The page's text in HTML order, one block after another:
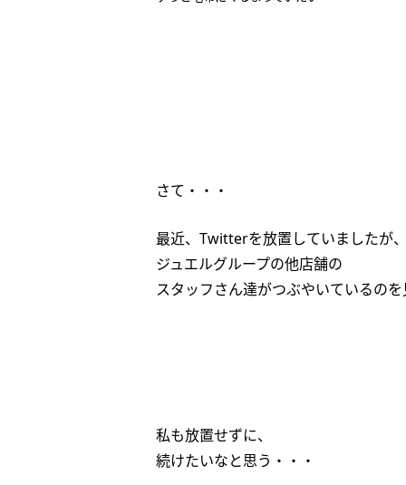
さて・・・
最近、Twitterを放置していましたが、
ジュエルグループの他店舗の
スタッフさん達がつぶやいているのを
私も放置せずに、
続けたいなと思う・・・